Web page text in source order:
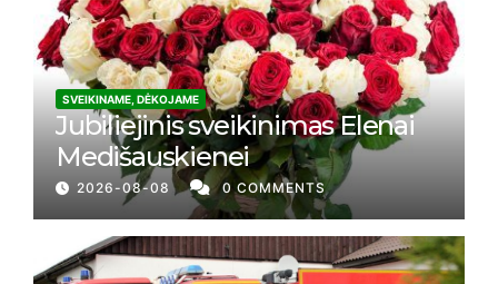
SVEIKINAME, DĖKOJAME
Jubiliejinis sveikinimas Elenai
Medišauskienei
2026-08-08 0 COMMENTS